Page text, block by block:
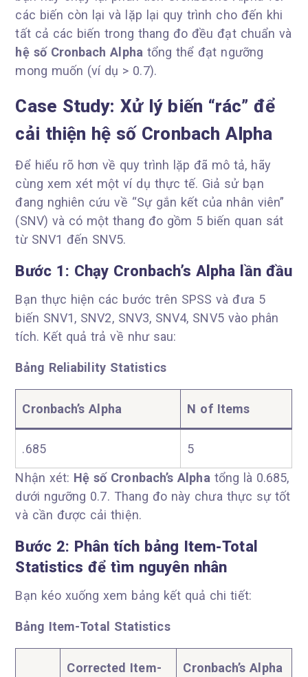
các biến còn lại và lặp lại quy trình cho đến khi
tất cả các biến trong thang đo đều đạt chuẩn và
hệ số Cronbach Alpha tổng thể đạt ngưỡng
mong muốn (ví dụ > 0.7).
Case Study: Xử lý biến “rác” để
cải thiện hệ số Cronbach Alpha
Để hiểu rõ hơn về quy trình lặp đã mô tả, hãy
cùng xem xét một ví dụ thực tế. Giả sử bạn
đang nghiên cứu về “Sự gắn kết của nhân viên”
(SNV) và có một thang đo gồm 5 biến quan sát
từ SNV1 đến SNV5.
Bước 1: Chạy Cronbach’s Alpha lần đầu
Bạn thực hiện các bước trên SPSS và đưa 5
biến SNV1, SNV2, SNV3, SNV4, SNV5 vào phân
tích. Kết quả trả về như sau:
Bảng Reliability Statistics
Cronbach’s Alpha N of Items
.685
5
Nhận xét: Hệ số Cronbach’s Alpha tổng là 0.685,
dưới ngưỡng 0.7. Thang đo này chưa thực sự tốt
và cần được cải thiện.
Bước 2: Phân tích bảng Item-Total
Statistics để tìm nguyên nhân
Bạn kéo xuống xem bảng kết quả chi tiết:
Bảng Item-Total Statistics
Corrected Item-
Cronbach’s Alpha